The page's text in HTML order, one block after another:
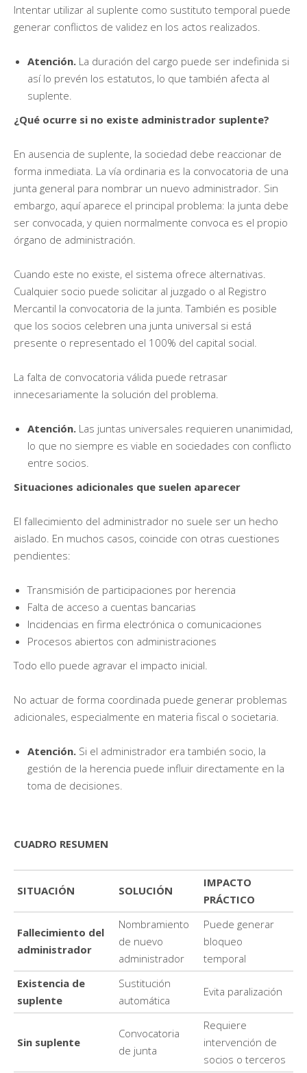
Intentar utilizar al suplente como sustituto temporal puede
generar conflictos de validez en los actos realizados.
Atención. La duración del cargo puede ser indefinida si
así lo prevén los estatutos, lo que también afecta al
suplente.
¿Qué ocurre si no existe administrador suplente?
En ausencia de suplente, la sociedad debe reaccionar de
forma inmediata. La vía ordinaria es la convocatoria de una
junta general para nombrar un nuevo administrador. Sin
embargo, aquí aparece el principal problema: la junta debe
ser convocada, y quien normalmente convoca es el propio
órgano de administración.
Cuando este no existe, el sistema ofrece alternativas.
Cualquier socio puede solicitar al juzgado o al Registro
Mercantil la convocatoria de la junta. También es posible
que los socios celebren una junta universal si está
presente o representado el 100% del capital social.
La falta de convocatoria válida puede retrasar
innecesariamente la solución del problema.
Atención. Las juntas universales requieren unanimidad,
lo que no siempre es viable en sociedades con conflicto
entre socios.
Situaciones adicionales que suelen aparecer
El fallecimiento del administrador no suele ser un hecho
aislado. En muchos casos, coincide con otras cuestiones
pendientes:
Transmisión de participaciones por herencia
Falta de acceso a cuentas bancarias
Incidencias en firma electrónica o comunicaciones
Procesos abiertos con administraciones
Todo ello puede agravar el impacto inicial.
No actuar de forma coordinada puede generar problemas
adicionales, especialmente en materia fiscal o societaria.
Atención. Si el administrador era también socio, la
gestión de la herencia puede influir directamente en la
toma de decisiones.
CUADRO RESUMEN
SITUACIÓN SOLUCIÓN
IMPACTO
PRÁCTICO
Fallecimiento del
administrador
Nombramiento
de nuevo
administrador
Puede generar
bloqueo
temporal
Existencia de
suplente
Sustitución
automática
Evita paralización
Sin suplente
Convocatoria
de junta
Requiere
intervención de
socios o terceros